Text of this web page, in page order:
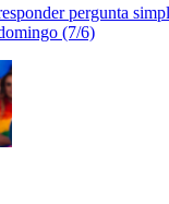
pergunta
(7/6)